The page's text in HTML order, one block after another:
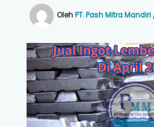
OlehPT. Pash Mitra Mandiri